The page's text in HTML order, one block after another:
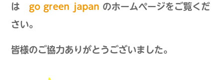
は go green japan のホームページをご覧くだ
さい。
皆様のご協力ありがとうございました。